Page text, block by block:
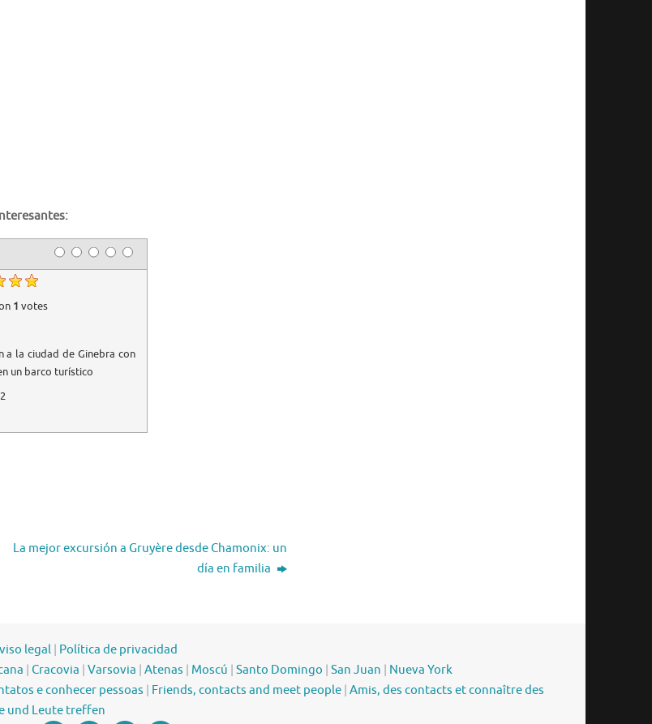
1 votes
a la ciudad de Ginebra con
un barco turístico
La mejor excursión a Gruyère desde Chamonix: un
día en familia
legal | Política de privacidad
| Cracovia | Varsovia | Atenas | Moscú | Santo Domingo | San Juan | Nueva York
e conhecer pessoas | Friends, contacts and meet people | Amis, des contacts et connaître des
und Leute treffen